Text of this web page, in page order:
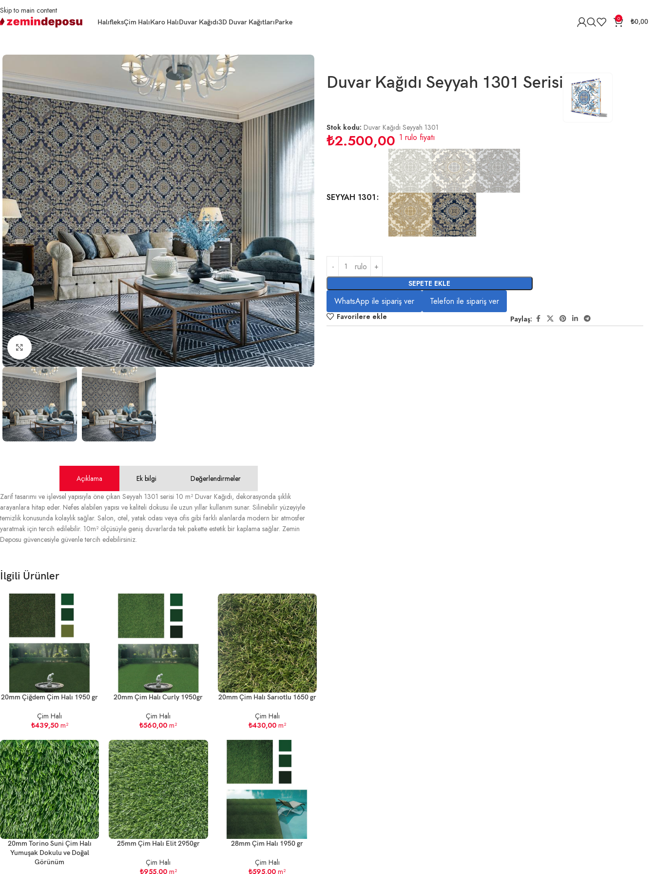
Skip to main content
HalıfleksÇim HalıKaro HalıDuvar Kağıdı3D Duvar KağıtlarıParke 0 ₺0,00
Büyütmek için tıklayın
Duvar Kağıdı Seyyah 1301 Serisi
Stok kodu: Duvar Kağıdı Seyyah 1301
₺2.500,00 1 rulo fiyatı
SEYYAH 1301
rulo
SEPETE EKLE
WhatsApp ile sipariş ver Telefon ile sipariş ver
Favorilere ekle Paylaş:
Açıklama Ek bilgi
Değerlendirmeler
Zarif tasarımı ve işlevsel yapısıyla öne çıkan Seyyah 1301 serisi 10 m² Duvar Kağıdı, dekorasyonda şıklık
arayanlara hitap eder. Nefes alabilen yapısı ve kaliteli dokusu ile uzun yıllar kullanım sunar. Silinebilir yüzeyiyle
temizlik konusunda kolaylık sağlar. Salon, otel, yatak odası veya ofis gibi farklı alanlarda modern bir atmosfer
yaratmak için tercih edilebilir. 10m² ölçüsüyle geniş duvarlarda tek pakette estetik bir kaplama sağlar. Zemin
Deposu güvencesiyle güvenle tercih edebilirsiniz.
İlgili Ürünler
20mm Çiğdem Çim Halı 1950 gr
Çim Halı
₺439,50m²
20mm Çim Halı Curly 1950gr
Çim Halı
₺560,00 m²
20mm Çim Halı Sarıotlu 1650 gr
Çim Halı
₺430,00m²
20mm Torino Suni Çim Halı
Yumuşak Dokulu ve Doğal
Görünüm
25mm Çim Halı Elit 2950gr
Çim Halı
₺955,00m²
28mm Çim Halı 1950 gr
Çim Halı
₺595,00 m²